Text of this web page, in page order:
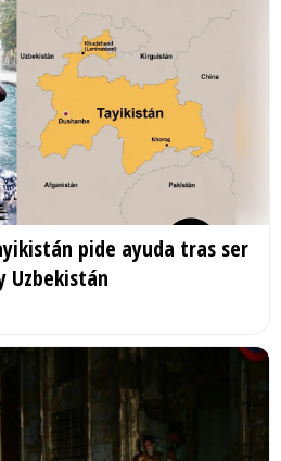
pide ayuda tras ser
Uzbekistán